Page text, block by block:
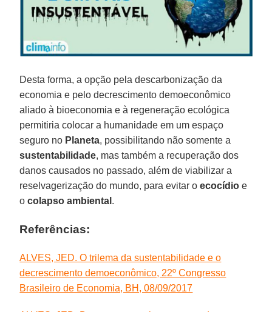
Desta forma, a opção pela descarbonização da
economia e pelo decrescimento demoeconômico
aliado à bioeconomia e à regeneração ecológica
permitiria colocar a humanidade em um espaço
seguro no Planeta, possibilitando não somente a
sustentabilidade, mas também a recuperação dos
danos causados no passado, além de viabilizar a
reselvagerização do mundo, para evitar oecocídio e
ocolapso ambiental .
Referências:
ALVES, JED. O trilema da sustentabilidade e o
decrescimento demoeconômico, 22º Congresso
Brasileiro de Economia, BH, 08/09/2017